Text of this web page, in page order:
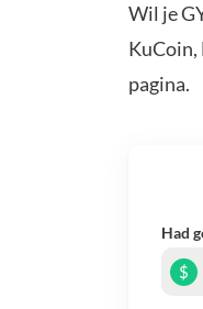
Wil je
KuCoin,
pagina.
Had
$